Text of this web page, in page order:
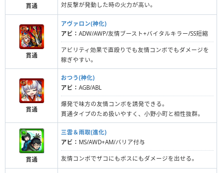
貫通 対反撃が発動した時の火力が高い。
貫通
アヴァロン(神化)
アビ： ADW/AWP/友情ブースト+バイタルキラー/SS短縮
アビリティ効果で直殴りでも友情コンボでもダメージを
稼ぎやすい。
貫通
おつう(神化)
アビ： AGB/ABL
爆発で味方の友情コンボを誘発できる。
貫通タイプのため扱いやすく、小野小町と相性抜群。
貫通
三雲＆雨取(進化)
アビ： MS/AWD+AM/バリア付与
友情コンボでザコにもボスにもダメージを出せる。